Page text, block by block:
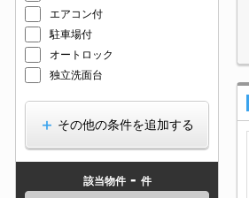
エアコン付
駐車場付
オートロック
独立洗面台
その他の条件を追加する
該当物件 - 件